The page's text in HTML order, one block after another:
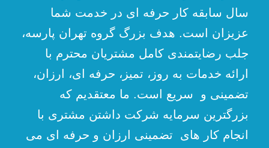
سال سابقه کار حرفه ای در خدمت شما
عزیزان است. هدف بزرگ گروه تهران پارسه،
جلب رضایتمندی کامل مشتریان محترم با
ارائه خدمات به روز، تمیز، حرفه ای، ارزان،
تضمینی و سریع است. ما معتقدیم که
بزرگترین سرمایه شرکت داشتن مشتری با
انجام کار های تضمینی ارزان و حرفه ای می